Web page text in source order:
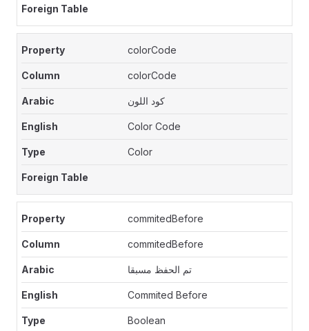
colorCode
colorCode
كود اللون
Color Code
Color
commitedBefore
commitedBefore
تم الحفظ مسبقا
Commited Before
Boolean